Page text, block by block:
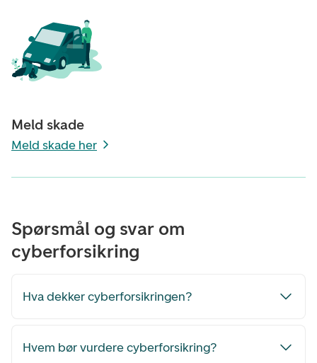
Meld skade
Meld skade her
Spørsmål og svar om
cyberforsikring
Hva dekker cyberforsikringen?
Hvem bør vurdere cyberforsikring?